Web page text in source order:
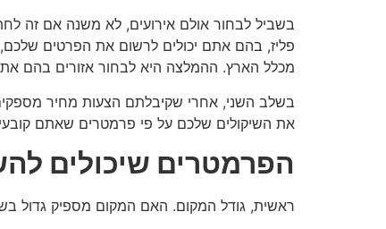
בשביל לבחור אולם אירועים, לא משנה אם זה
פליז, בהם אתם יכולים לרשום את הפרטים
מכלל הארץ. ההמלצה היא לבחור אזורים בהם
בשלב השני, אחרי שקיבלתם הצעות מחיר
את השיקולים שלכם על פי פרמטרים שאתם
הפרמטרים שיכולים
ראשית, גודל המקום. האם המקום מספיק גדול